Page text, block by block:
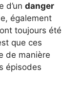
d’un danger
également
toujours été
que ces
de manière
épisodes